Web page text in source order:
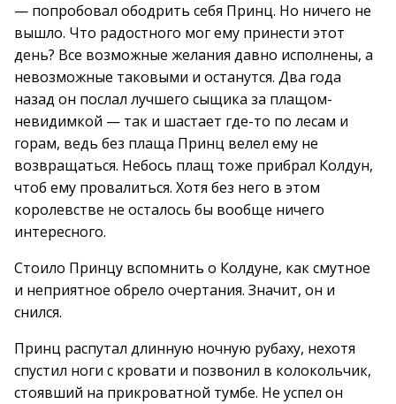
— попробовал ободрить себя Принц. Но ничего не
вышло. Что радостного мог ему принести этот
день? Все возможные желания давно исполнены, а
невозможные таковыми и останутся. Два года
назад он послал лучшего сыщика за плащом-
невидимкой — так и шастает где-то по лесам и
горам, ведь без плаща Принц велел ему не
возвращаться. Небось плащ тоже прибрал Колдун,
чтоб ему провалиться. Хотя без него в этом
королевстве не осталось бы вообще ничего
интересного.
Стоило Принцу вспомнить о Колдуне, как смутное
и неприятное обрело очертания. Значит, он и
снился.
Принц распутал длинную ночную рубаху, нехотя
спустил ноги с кровати и позвонил в колокольчик,
стоявший на прикроватной тумбе. Не успел он